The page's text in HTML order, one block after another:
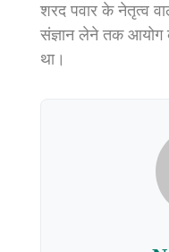
शरद पवार के नेतृत्व
संज्ञान लेने तक आयोग
था।